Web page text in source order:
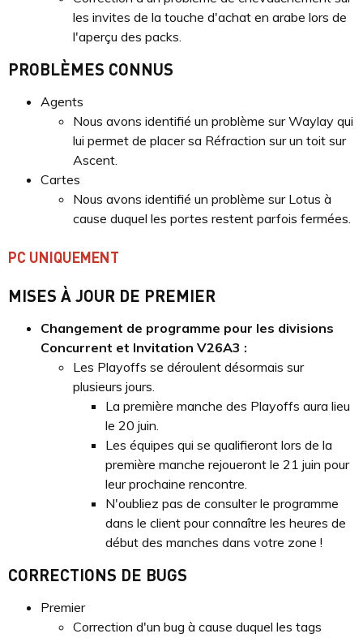
les invites de la touche d'achat en arabe lors de
l'aperçu des packs.
PROBLÈMES CONNUS
Agents
Nous avons identifié un problème sur Waylay qui
lui permet de placer sa Réfraction sur un toit sur
Ascent.
Cartes
Nous avons identifié un problème sur Lotus à
cause duquel les portes restent parfois fermées.
PC UNIQUEMENT
MISES À JOUR DE PREMIER
Changement de programme pour les divisions
Concurrent et Invitation V26A3 :
Les Playoffs se déroulent désormais sur
plusieurs jours.
La première manche des Playoffs aura lieu
le 20 juin.
Les équipes qui se qualifieront lors de la
première manche rejoueront le 21 juin pour
leur prochaine rencontre.
N'oubliez pas de consulter le programme
dans le client pour connaître les heures de
début des manches dans votre zone !
CORRECTIONS DE BUGS
Premier
Correction d'un bug à cause duquel les tags